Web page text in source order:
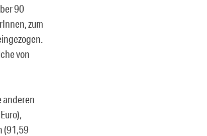
90
zum
von
anderen
(91,59